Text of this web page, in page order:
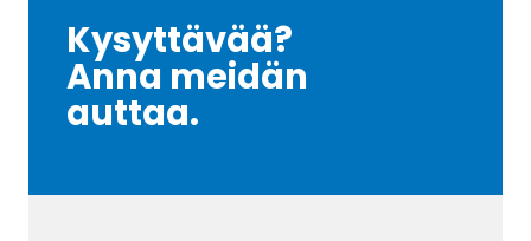
Kysyttävää?
Anna meidän
auttaa.